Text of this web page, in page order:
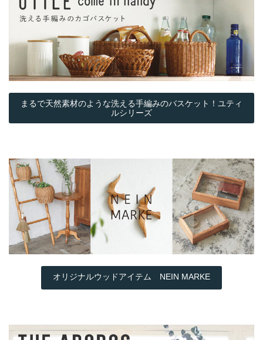
まるで天然素材のような洗える手編みのバスケット！ユティ
ルシリーズ
オリジナルウッドアイテム NEIN MARKE